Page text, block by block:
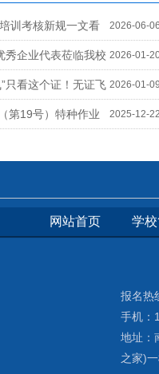
2026-06-
训考核新规一文看
2026-01-
企业代表莅临我校
2026-01-
只看这个证！无证飞
2025-12-
第19号）特种作业
网站首页 学
报名热
手机：
地址：
之家)